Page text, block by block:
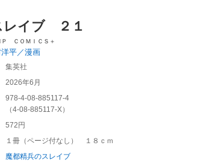
レイブ ２１
ＣＯＭＩＣＳ＋
平／漫画
集英社
2026年6月
978-4-08-885117-4
（4-08-885117-X）
572円
１冊（ページ付なし） １８ｃｍ
魔都精兵のスレイブ